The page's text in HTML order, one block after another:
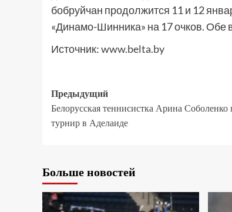
бобруйчан продолжится 11 и 12
«Динамо-Шинника» на 17 очков. Обе
Источник:www.belta.by
Предыдущий
Белорусская теннисистка Арина Соболенко
турнир в Аделаиде
Больше новостей